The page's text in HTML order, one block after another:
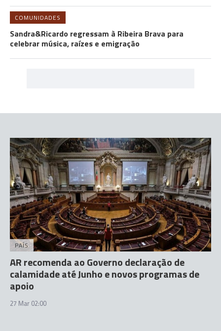
COMUNIDADES
Sandra&Ricardo regressam à Ribeira Brava para
celebrar música, raízes e emigração
PAÍS
AR recomenda ao Governo declaração de
calamidade até Junho e novos programas de
apoio
27 Mar 02:00